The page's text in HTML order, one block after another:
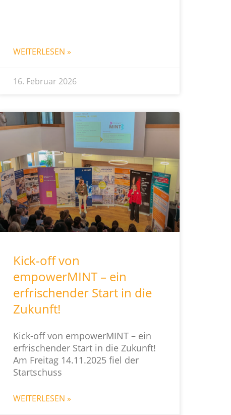
WEITERLESEN »
16. Februar 2026
Kick-off von
empowerMINT – ein
erfrischender Start in die
Zukunft!
Kick-off von empowerMINT – ein
erfrischender Start in die Zukunft!
Am Freitag 14.11.2025 fiel der
Startschuss
WEITERLESEN »